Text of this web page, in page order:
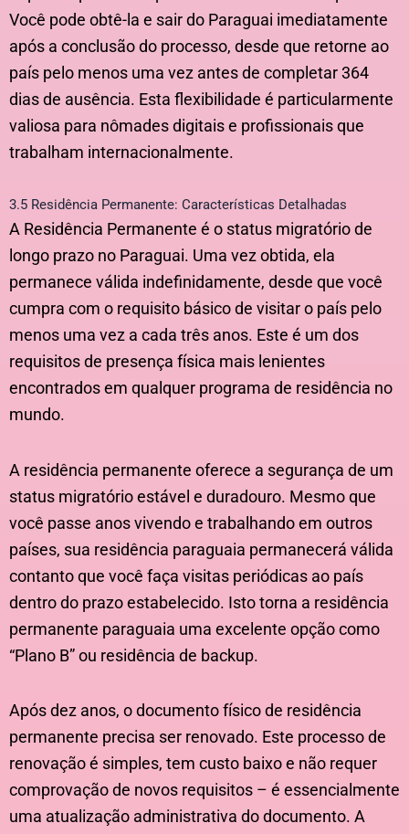
Você pode obtê-la e sair do Paraguai imediatamente
após a conclusão do processo, desde que retorne ao
país pelo menos uma vez antes de completar 364
dias de ausência. Esta flexibilidade é particularmente
valiosa para nômades digitais e profissionais que
trabalham internacionalmente.
3.5 Residência Permanente: Características Detalhadas
A Residência Permanente é o status migratório de
longo prazo no Paraguai. Uma vez obtida, ela
permanece válida indefinidamente, desde que você
cumpra com o requisito básico de visitar o país pelo
menos uma vez a cada três anos. Este é um dos
requisitos de presença física mais lenientes
encontrados em qualquer programa de residência no
mundo.
A residência permanente oferece a segurança de um
status migratório estável e duradouro. Mesmo que
você passe anos vivendo e trabalhando em outros
países, sua residência paraguaia permanecerá válida
contanto que você faça visitas periódicas ao país
dentro do prazo estabelecido. Isto torna a residência
permanente paraguaia uma excelente opção como
“Plano B” ou residência de backup.
Após dez anos, o documento físico de residência
permanente precisa ser renovado. Este processo de
renovação é simples, tem custo baixo e não requer
comprovação de novos requisitos – é essencialmente
uma atualização administrativa do documento. A